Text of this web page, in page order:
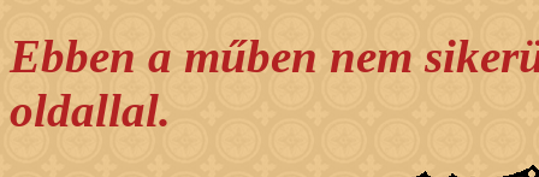
Ebben a műben nem
oldallal.